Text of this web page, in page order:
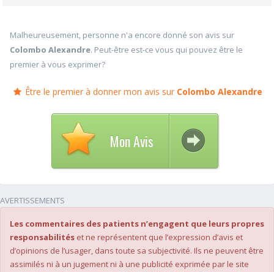
Malheureusement, personne n'a encore donné son avis sur
Colombo Alexandre. Peut-être est-ce vous qui pouvez être le
premier à vous exprimer?
Être le premier à donner mon avis sur Colombo Alexandre
Mon Avis
AVERTISSEMENTS
Les commentaires des patients n’engagent que leurs propres
responsabilités et ne représentent que l’expression d’avis et
d’opinions de l’usager, dans toute sa subjectivité. Ils ne peuvent être
assimilés ni à un jugement ni à une publicité exprimée par le site